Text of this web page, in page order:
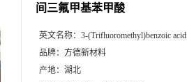
间三氟甲基苯甲酸
英文名称： 3-(Trifluoromethyl)benzoic acid
品牌： 方德新材料
产地： 湖北